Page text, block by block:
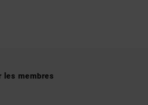
les membres